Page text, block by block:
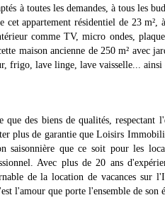
à toutes les demandes, à tous les
cet appartement résidentiel de 23
comme TV, micro ondes,
maison ancienne de 250 m² avec
frigo, lave linge, lave vaisselle... ainsi
des biens de qualités, respectant
plus de garantie que Loisirs
saisonnière que ce soit pour les
Avec plus de 20 ans
de la location de vacances sur
l'amour que porte l'ensemble de son